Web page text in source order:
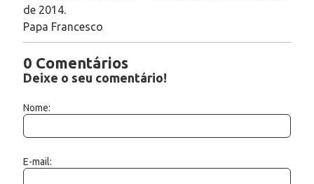
de 2014.
Papa Francesco
0 Comentários
Deixe o seu comentário!
Nome:
E-mail: